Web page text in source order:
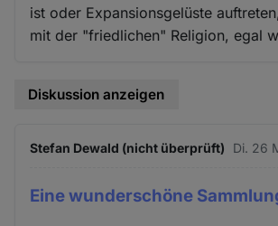
ist oder Expansionsgelüste
mit der "friedlichen" Religion, egal
Diskussion anzeigen
Stefan Dewald (nicht überprüft) Di. 26
Eine wunderschöne